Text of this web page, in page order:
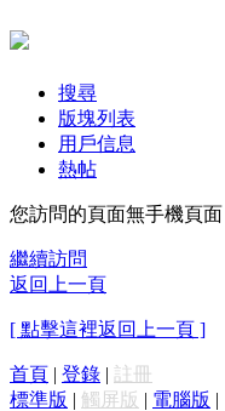
搜尋
版塊列表
用戶信息
熱帖
您訪問的頁面無手機頁
繼續訪問
返回上一頁
[ 點擊這裡返回上一頁 ]
首頁 | 登錄 | 註冊
標準版 | 觸屏版 | 電腦版 |